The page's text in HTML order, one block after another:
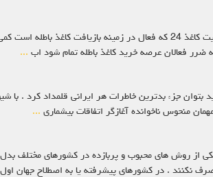
ضرر فعالان عرصه خرید کاغذ باطله تمام شود اب ...
کاغذ باطله و پاندمی کرونا اسفند ماه سال 1398 را شاید بتوان جزء
منحوس ناخوانده آغازگر اتفاقات بیشماری ...
از روش های محبوب و پربازده در کشورهای مختلف
نکنند . در کشورهای پیشرفته یا به اصطلاح جهان اول